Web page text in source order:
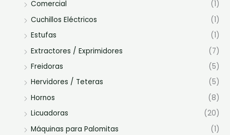
Comercial
(1)
Cuchillos Eléctricos
(1)
Estufas
(1)
Extractores / Exprimidores
(7)
Freidoras
(5)
Hervidores / Teteras
(5)
Hornos
(8)
Licuadoras
(20)
Máquinas para Palomitas
(1)